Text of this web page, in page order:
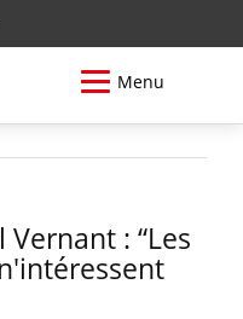
Menu
Vernant : “Les